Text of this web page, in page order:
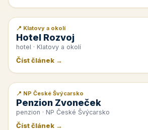
📰 PR článek
📍 Klatovy a okolí
Hotel Rozvoj
hotel · Klatovy a okolí
Číst článek →
📰 PR článek
📍 NP České Švýcarsko
Penzion Zvoneček
penzion · NP České Švýcarsko
Číst článek →